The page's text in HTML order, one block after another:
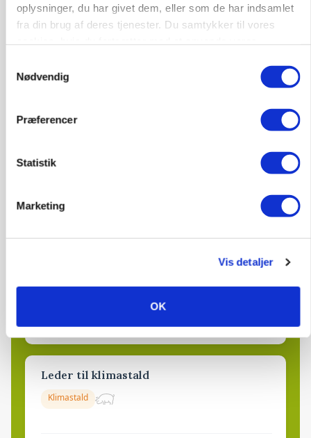
oplysninger, du har givet dem, eller som de har indsamlet
fra din brug af deres tjenester. Du samtykker til vores
Nødvendig
Præferencer
Statistik
Marketing
Vis detaljer
OK
Lastbilchauffør søges til Henrik Haves
Maskinstation
Godstransport
4700, Næstved 03. aug.
9681, Ranum 03. aug.
6392, Bolderslev 03. aug.
Leder til klimastald
Klimastald